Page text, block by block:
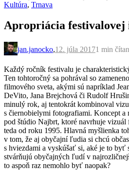
Kultúra, Trnava
Apropriácia festivalovej
jan.janocko,12. júla 20171 min
Každý ročník festivalu je
Ten tohtoročný sa pohrával so
filmového sveta, akými sú napríklad
DeVito, Jana Brejchová či Rudolf
minulý rok, aj tentokrát kombinoval
s čiernobielymi fotografiami. Koncept a
pod štúdio Najbrt, ktoré navrhuje vizuál
teda od roku 1995. Hlavná myšlienka
v tom, že aj obyčajní ľudia si chcú
s hviezdami a vyskúšať si, aké je to byť
stvárňujú obyčajných ľudí v
to aspoň raz nemohlo byť naopak?